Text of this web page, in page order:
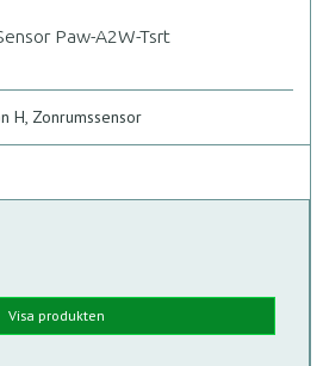
Paw-A2W-Tsrt
H, Zonrumssensor
Visa produkten